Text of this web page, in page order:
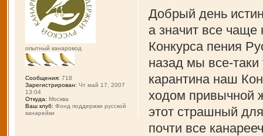
Добрый день
а значит все
Конкурса пения
назад мы все-таки
карантина наш
ходом привычной
этот страшный
почти все
опытный канаровод
Сообщения: 718
Зарегистрирован: Чт май 17, 2007
13:04
Откуда: Москва
Ваш клуб: Фонд поддержки русской
канарейки